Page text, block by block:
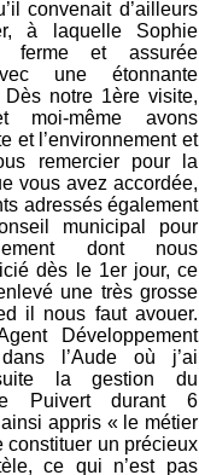
convenait d’ailleurs
à laquelle Sophie
ferme et assurée
une étonnante
notre 1ère visite,
moi-même avons
et l’environnement et
remercier pour la
vous avez accordée,
adressés également
municipal pour
dont nous
dès le 1er jour, ce
une très grosse
il nous faut avouer.
Développement
l’Aude où j’ai
la gestion du
Puivert durant 6
appris « le métier
constituer un précieux
ce qui n’est pas